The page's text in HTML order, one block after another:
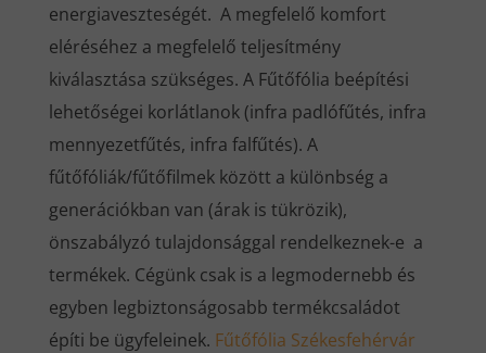
energiaveszteségét. A megfelelő komfort
eléréséhez a megfelelő teljesítmény
kiválasztása szükséges. A Fűtőfólia beépítési
lehetőségei korlátlanok (infra padlófűtés, infra
mennyezetfűtés, infra falfűtés). A
fűtőfóliák/fűtőfilmek között a különbség a
generációkban van (árak is tükrözik),
önszabályzó tulajdonsággal rendelkeznek-e a
termékek. Cégünk csak is a legmodernebb és
egyben legbiztonságosabb termékcsaládot
építi be ügyfeleinek. Fűtőfólia Székesfehérvár